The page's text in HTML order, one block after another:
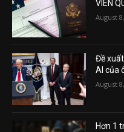
VIÊN
August
Đề
AI của
August
Hơn 1